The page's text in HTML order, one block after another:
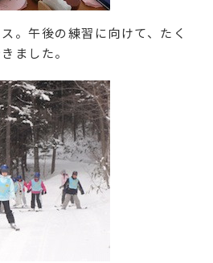
。午後の練習に向けて、たく
ました。